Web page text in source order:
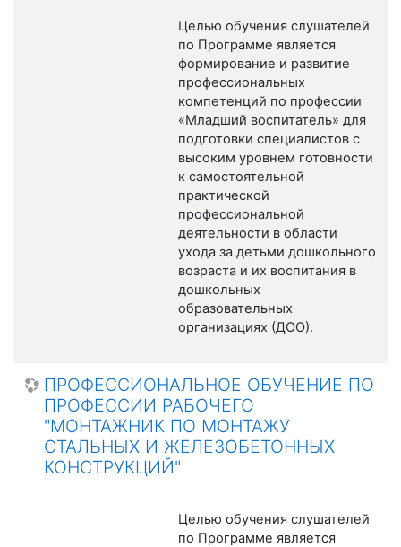
Целью обучения слушателей
по Программе является
формирование и развитие
профессиональных
компетенций по профессии
«Младший воспитатель» для
подготовки специалистов с
высоким уровнем готовности
к самостоятельной
практической
профессиональной
деятельности в области
ухода за детьми дошкольного
возраста и их воспитания в
дошкольных
образовательных
организациях (ДОО).
ПРОФЕССИОНАЛЬНОЕ ОБУЧЕНИЕ ПО
ПРОФЕССИИ РАБОЧЕГО
"МОНТАЖНИК ПО МОНТАЖУ
СТАЛЬНЫХ И ЖЕЛЕЗОБЕТОННЫХ
КОНСТРУКЦИЙ"
Целью обучения слушателей
по Программе является